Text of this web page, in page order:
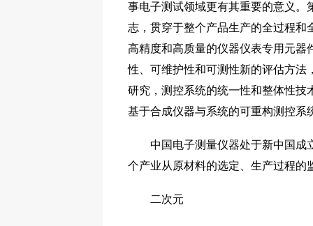
事电子测试领域更有其重要的意义。
志，贯穿于整个产品生产的全过程和
高精度和高质量的仪器仪表专用元器
性、可维护性和可测性新的评估方法
研究，测控系统的统一性和整体性技
基于合成仪器与系统的可重构测控系
中国电子测量仪器处于新中国成立
个产业从原材料的选定、生产过程的
二次元